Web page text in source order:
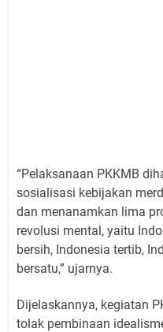
“Pelaksanaan PKKMB
sosialisasi kebijakan
dan menanamkan lima
revolusi mental, yaitu
bersih, Indonesia tertib,
bersatu,” ujarnya.
Dijelaskannya, kegiatan
tolak pembinaan